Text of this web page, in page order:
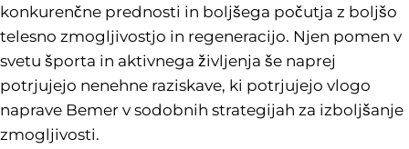
konkurenčne prednosti in boljšega počutja z boljšo
telesno zmogljivostjo in regeneracijo. Njen pomen v
svetu športa in aktivnega življenja še naprej
potrjujejo nenehne raziskave, ki potrjujejo vlogo
naprave Bemer v sodobnih strategijah za izboljšanje
zmogljivosti.